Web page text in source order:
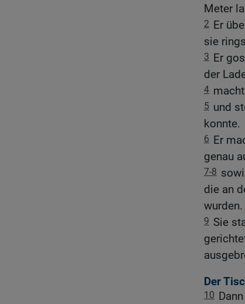
Meter
2 Er
sie
3 Er
der
4
5 und
konnte.
6 Er
genau
7-8
die an
wurden.
9 Sie
Der
10